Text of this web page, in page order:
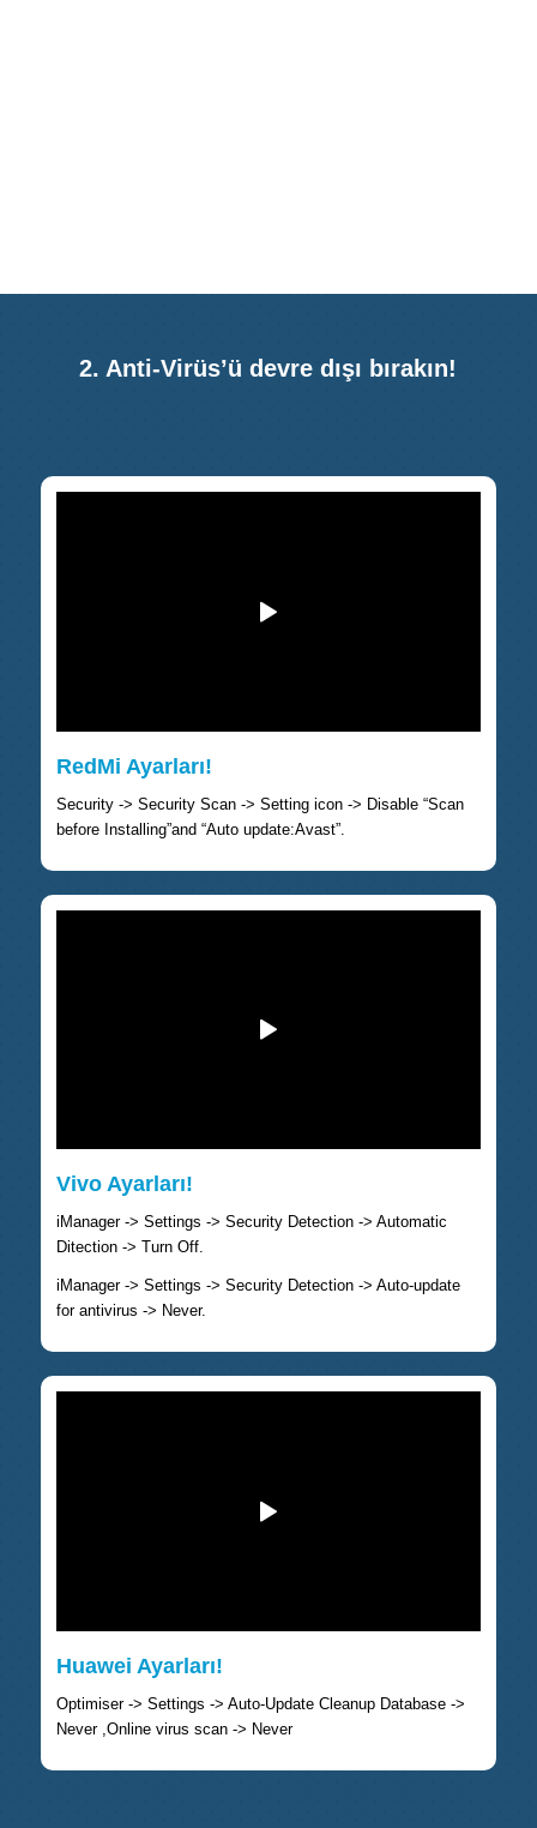
2. Anti-Virüs’ü devre dışı bırakın!
RedMi Ayarları!
Security -> Security Scan -> Setting icon -> Disable “Scan
before Installing”and “Auto update:Avast”.
Vivo Ayarları!
iManager -> Settings -> Security Detection -> Automatic
Ditection -> Turn Off.
iManager -> Settings -> Security Detection -> Auto-update
for antivirus -> Never.
Huawei Ayarları!
Optimiser -> Settings -> Auto-Update Cleanup Database ->
Never ,Online virus scan -> Never